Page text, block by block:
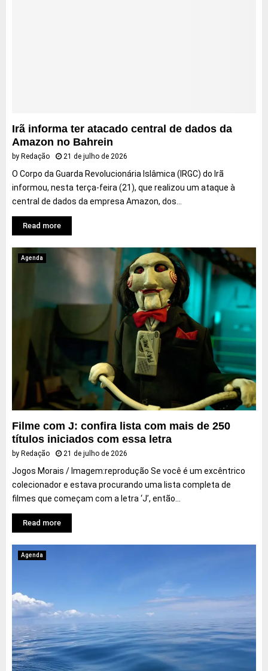
Irã informa ter atacado central de dados da
Amazon no Bahrein
by Redação 21 de julho de 2026
O Corpo da Guarda Revolucionária Islâmica (IRGC) do Irã
informou, nesta terça-feira (21), que realizou um ataque à
central de dados da empresa Amazon, dos...
Read more
Agenda
Filme com J: confira lista com mais de 250
títulos iniciados com essa letra
by Redação 21 de julho de 2026
Jogos Morais / Imagem:reprodução Se você é um excêntrico
colecionador e estava procurando uma lista completa de
filmes que começam com a letra ‘J’, então...
Read more
Agenda